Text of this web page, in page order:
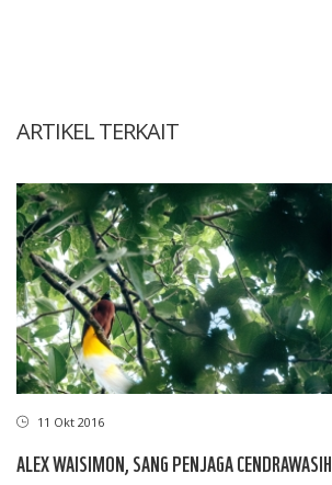
ARTIKEL TERKAIT
11 Okt 2016
ALEX WAISIMON, SANG PENJAGA CENDRAWASIH